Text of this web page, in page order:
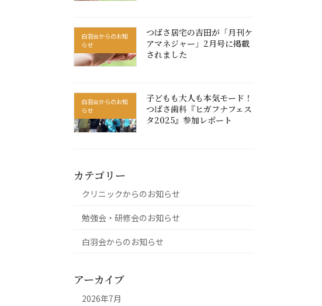
白羽会からのお知
らせ
つばさ居宅の吉田が「月刊ケ
アマネジャー」2月号に掲載
されました
白羽会からのお知
らせ
子どもも大人も本気モード！
つばさ歯科『ヒガフナフェス
タ2025』参加レポート
カテゴリー
クリニックからのお知らせ
勉強会・研修会のお知らせ
白羽会からのお知らせ
アーカイブ
2026年7月